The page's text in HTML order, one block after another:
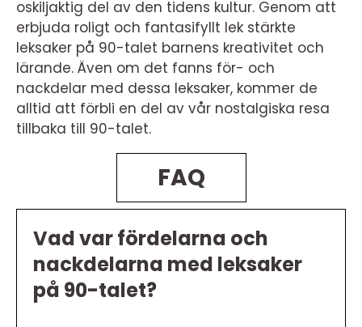
oskiljaktig del av den tidens kultur. Genom att
erbjuda roligt och fantasifyllt lek stärkte
leksaker på 90-talet barnens kreativitet och
lärande. Även om det fanns för- och
nackdelar med dessa leksaker, kommer de
alltid att förbli en del av vår nostalgiska resa
tillbaka till 90-talet.
FAQ
Vad var fördelarna och
nackdelarna med leksaker
på 90-talet?